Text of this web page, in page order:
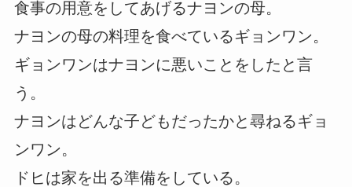
食事の用意をしてあげるナヨンの母。
ナヨンの母の料理を食べているギョンワン。
ギョンワンはナヨンに悪いことをしたと言
う。
ナヨンはどんな子どもだったかと尋ねるギョ
ンワン。
ドヒは家を出る準備をしている。